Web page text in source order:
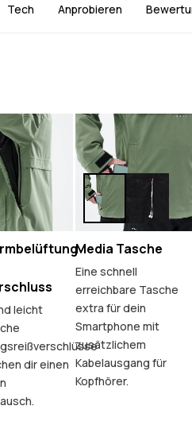
Tech Anprobieren
leicht
dir einen
Media Tasche
Eine schnell
erreichbare Tasche
extra für dein
Smartphone mit
zusätzlichem
Kabelausgang für
Kopfhörer.